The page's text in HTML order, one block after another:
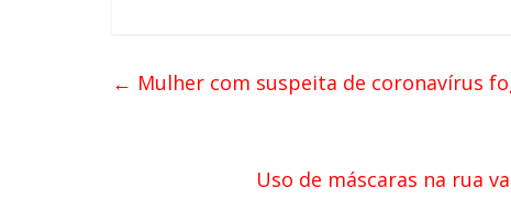
← Mulher com suspeita de coronavírus
Uso de máscaras na rua